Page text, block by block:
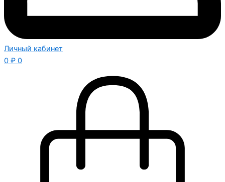
Личный кабинет
0 ₽ 0